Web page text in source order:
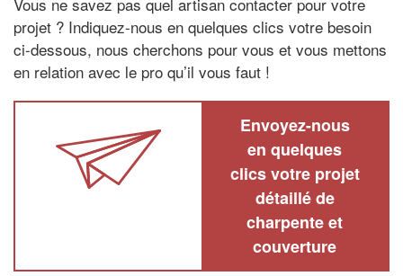
projet ? Indiquez-nous en quelques clics votre besoin
ci-dessous, nous cherchons pour vous et vous mettons
en relation avec le pro qu’il vous faut !
Envoyez-nous
en quelques
clics votre projet
détaillé de
charpente et
couverture